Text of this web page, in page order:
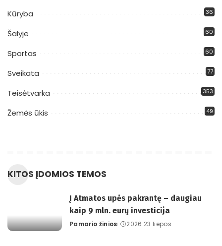
Kūryba 36
Šalyje 60
Sportas 60
Sveikata 77
Teisėtvarka 353
Žemės ūkis 49
KITOS ĮDOMIOS TEMOS
Į Atmatos upės pakrantę – daugiau
kaip 9 mln. eurų investicija
Posted
Pamario žinios 2026 23 liepos